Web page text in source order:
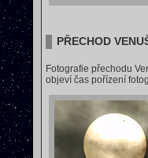
PŘECHOD
Fotografie přechodu
objeví čas pořízení